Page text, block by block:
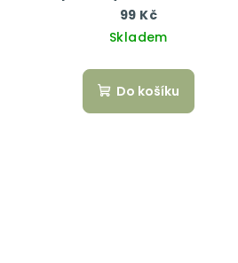
arašídovým máslem 50
99 Kč
Skladem
Do košíku